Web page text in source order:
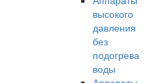
высокого
давления
без
подогрева
воды